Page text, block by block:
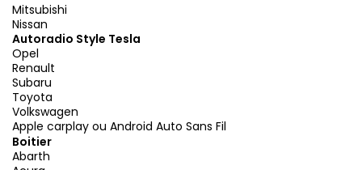
Mitsubishi
Nissan
Autoradio Style Tesla
Opel
Renault
Subaru
Toyota
Volkswagen
Apple carplay ou Android Auto Sans Fil
Boitier
Abarth